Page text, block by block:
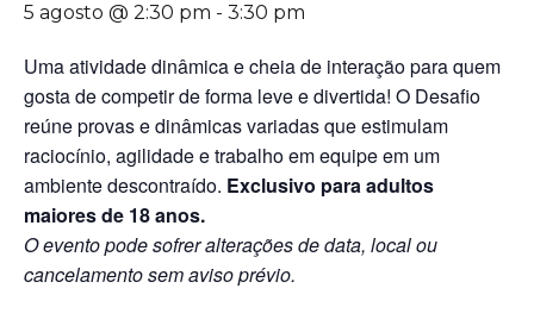
5 agosto @ 2:30 pm - 3:30 pm
Uma atividade dinâmica e cheia de interação para quem
gosta de competir de forma leve e divertida! O Desafio
reúne provas e dinâmicas variadas que estimulam
raciocínio, agilidade e trabalho em equipe em um
ambiente descontraído. Exclusivo para adultos
maiores de 18 anos.
O evento pode sofrer alterações de data, local ou
cancelamento sem aviso prévio.